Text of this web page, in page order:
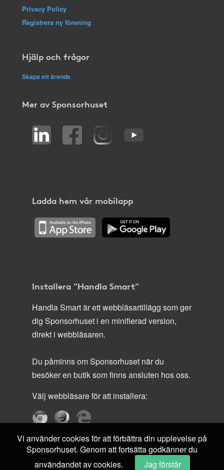
Privacy Policy
Registrera ny förening
Hjälp och frågor
Skapa ett ärende
Mer av Sponsorhuset
Ladda hem vår mobilapp
Installera "Handla Smart"
Handla Smart är ett webbläsartillägg som ger
dig Sponsorhuset i en minifierad version,
direkt i webbläsaren.
Du påminns om Sponsorhuset när du
besöker en butik som finns ansluten hos oss.
Välj webbläsare för att installera:
Vi använder cookies för att förbättra din upplevelse på
Sponsorhuset. Genom att fortsätta godkänner du
användandet av cookies.
Jag förstår